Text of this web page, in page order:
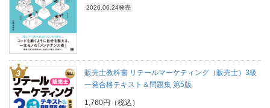
2026.06.24発売
販売士教科書 リテールマーケティング（販売士）3級
一発合格テキスト＆問題集 第5版
1,760円（税込）